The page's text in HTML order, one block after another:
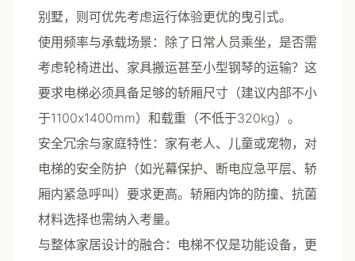
别墅，则可优先考虑运行体验更优的曳引式。
使用频率与承载场景 ：除了日常人员乘坐，是否需
考虑轮椅进出、家具搬运甚至小型钢琴的运输？这
要求电梯必须具备足够的轿厢尺寸（建议内部不小
于1100x1400mm）和载重（不低于320kg）。
安全冗余与家庭特性 ：家有老人、儿童或宠物，对
电梯的安全防护（如光幕保护、断电应急平层、轿
厢内紧急呼叫）要求更高。轿厢内饰的防撞、抗菌
材料选择也需纳入考量。
与整体家居设计的融合：电梯不仅是功能设备，更